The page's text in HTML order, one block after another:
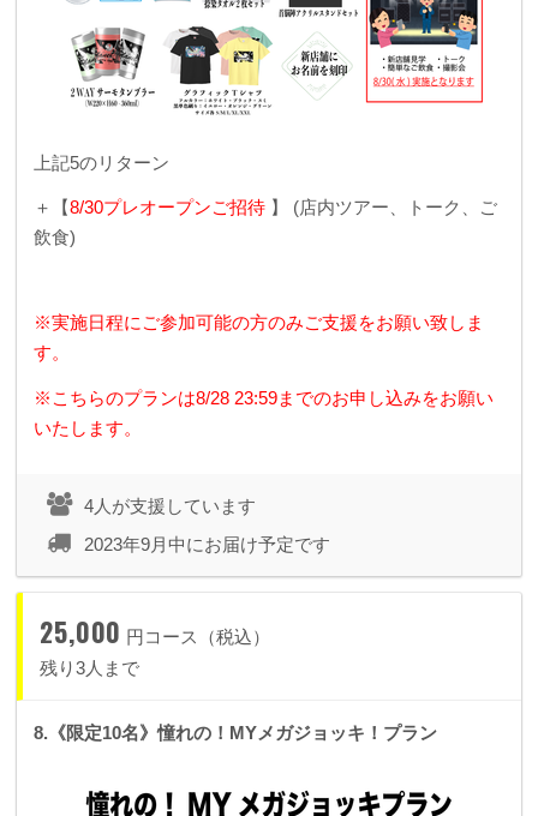
上記5のリターン
＋【8/30プレオープンご招待 】 (店内ツアー、トーク、ご
飲食)
※実施日程にご参加可能の方のみご支援をお願い致しま
す。
※こちらのプランは8/28 23:59までのお申し込みをお願い
いたします。
4人が支援しています
2023年9月中にお届け予定です
25,000 円コース（税込）
残り3人まで
8.《限定10名》憧れの！MYメガジョッキ！プラン